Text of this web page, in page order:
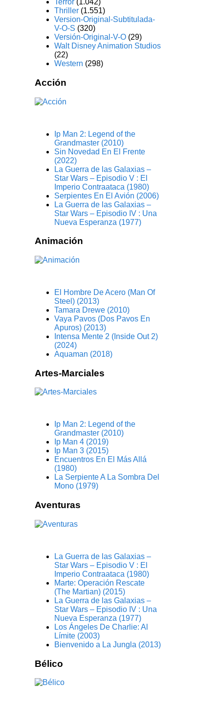
Terror (1.042)
Thriller (1.551)
Version-Original-Subtitulada-
V-O-S (320)
Versión-Original-V-O (29)
Walt Disney Animation Studios
(22)
Western (298)
Acción
Ip Man 2: Legend of the
Grandmaster (2010)
Sin Novedad En El Frente
(2022)
La Guerra de las Galaxias –
Star Wars – Episodio V : El
Imperio Contraataca (1980)
Serpientes En El Avión (2006)
La Guerra de las Galaxias –
Star Wars – Episodio IV : Una
Nueva Esperanza (1977)
Animación
El Hombre De Acero (Man Of
Steel) (2013)
Tamara Drewe (2010)
Vaya Pavos (Dos Pavos En
Apuros) (2013)
Intensa Mente 2 (Inside Out 2)
(2024)
Aquaman (2018)
Artes-Marciales
Ip Man 2: Legend of the
Grandmaster (2010)
Ip Man 4 (2019)
Ip Man 3 (2015)
Encuentros En El Más Allá
(1980)
La Serpiente A La Sombra Del
Mono (1979)
Aventuras
La Guerra de las Galaxias –
Star Wars – Episodio V : El
Imperio Contraataca (1980)
Marte: Operación Rescate
(The Martian) (2015)
La Guerra de las Galaxias –
Star Wars – Episodio IV : Una
Nueva Esperanza (1977)
Los Ángeles De Charlie: Al
Límite (2003)
Bienvenido a La Jungla (2013)
Bélico